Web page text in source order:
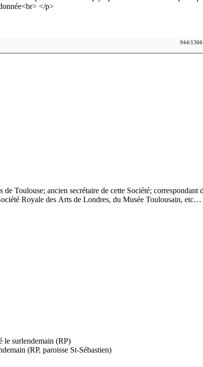
944/1366
Toulouse; ancien secrétaire de cette Société; correspondant
Royale des Arts de Londres, du Musée Toulousain,
le surlendemain (RP)
(RP, paroisse St-Sébastien)